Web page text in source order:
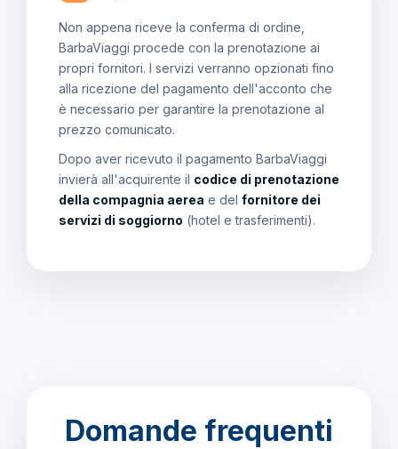
Non appena riceve la conferma di ordine,
BarbaViaggi procede con la prenotazione ai
propri fornitori. I servizi verranno opzionati fino
alla ricezione del pagamento dell'acconto che
è necessario per garantire la prenotazione al
prezzo comunicato.
Dopo aver ricevuto il pagamento BarbaViaggi
invierà all'acquirente il codice di prenotazione
della compagnia aerea e del fornitore dei
servizi di soggiorno (hotel e trasferimenti).
Domande frequenti